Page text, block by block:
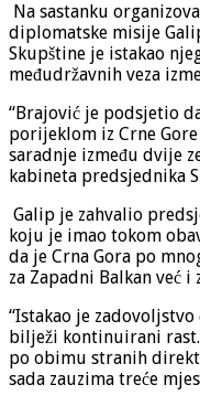
Na sastanku
diplomatske misije
Skupštine je istakao
međudržavnih veza
“Brajović je podsjetio
porijeklom iz Crne
saradnje između dvije
kabineta predsjednika
Galip je zahvalio
koju je imao tokom
da je Crna Gora po
za Zapadni Balkan već i
“Istakao je
bilježi kontinuirani
po obimu stranih
sada zauzima treće